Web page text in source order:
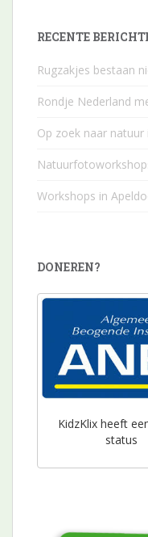
RECENTE
Rugzakjes bestaan
Rondje Nederland
Op zoek naar natuur
Workshops in
DONEREN?
KidzKlix heeft
status